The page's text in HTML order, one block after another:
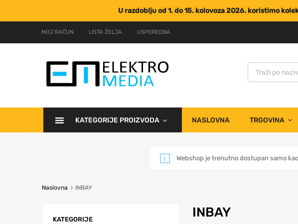
U razdoblju od 1. do 15. kolovoza 2026. koristimo
MOJ RAČUN LISTA ŽELJA USPOREDBA
KATEGORIJE PROIZVODA NASLOVNA TRGOVINA
Webshop je trenutno dostupan samo
Naslovna INBAY
INBAY
KATEGORIJE